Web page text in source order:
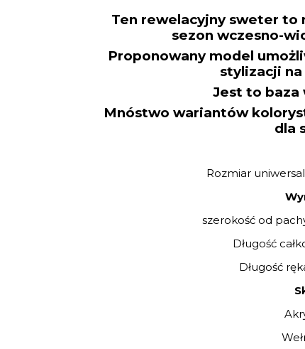
Ten rewelacyjny sweter to
sezon wczesno-
Proponowany model
stylizacji
Jest to
Mnóstwo wariantów
dla
Rozmiar
szerokość od
Długość
Długość